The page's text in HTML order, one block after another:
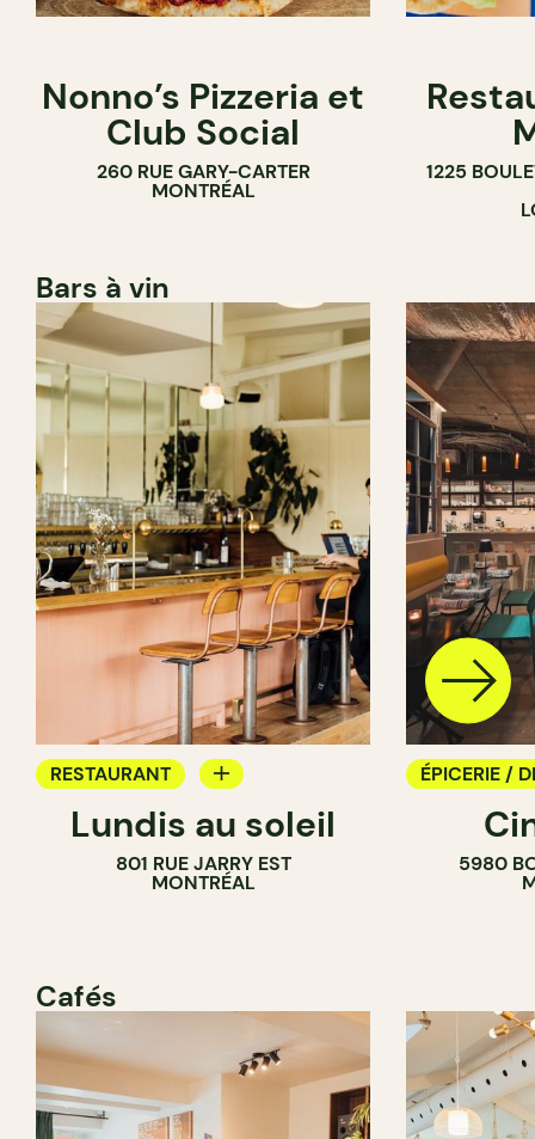
Nonno’s Pizzeria et
Club Social
260 RUE GARY-CARTER
MONTRÉAL
1225
Bars à vin
RESTAURANT
BAR À VIN
Lundis au soleil
801 RUE JARRY EST
MONTRÉAL
ÉPICERIE /
COMPTOIR
CAVISTE
5980
Cafés